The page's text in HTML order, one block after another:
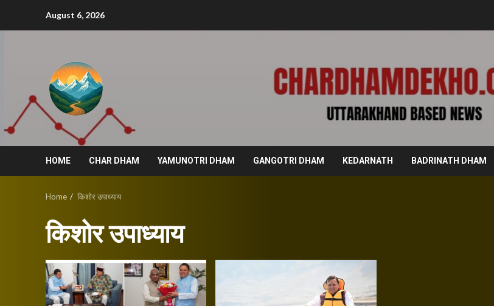
August 6, 2026
HOME CHAR DHAM YAMUNOTRI DHAM GANGOTRI DHAM KEDARNATH BADRINATH DHAM
Home किशोर उपाध्याय
किशोर उपाध्याय